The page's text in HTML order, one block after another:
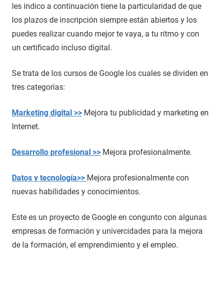
les indico a continuación tiene la particularidad de que
los plazos de inscripción siempre están abiertos y los
puedes realizar cuando mejor te vaya, a tu ritmo y con
un certificado incluso digital.
Se trata de los cursos de Google los cuales se dividen en
tres categorías:
Marketing digital >> Mejora tu publicidad y marketing en
Internet.
Desarrollo profesional >> Mejora profesionalmente.
Datos y tecnología>> Mejora profesionalmente con
nuevas habilidades y conocimientos.
Este es un proyecto de Google en congunto con algunas
empresas de formación y univercidades para la mejora
de la formación, el emprendimiento y el empleo.